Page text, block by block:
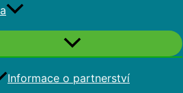
Informace o partnerství